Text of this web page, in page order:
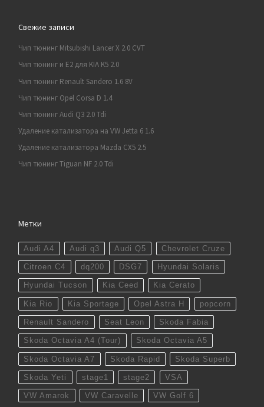
Свежие записи
Чип тюнинг Mitsubishi Lancer X 2.0 CVT
Чип тюнинг и E2 для KIA K5 2.0
Чип тюнинг Renault Sandero 1.6 8V
Чип тюнинг Opel Corsa D 1.4
Чип тюнинг Audi Q3 2.0 Tdi
Удаление катализатора на VW Jetta 6 1.6
Удаление катализатора Mazda CX5 2.5
Чип тюнинг Tiguan NF 2.0 Tdi
Метки
Audi A4 Audi q3 Audi Q5 Chevrolet Cruze
Citroen C4 dq200 DSG7 Hyundai Solaris
Hyundai Tucson Kia Ceed Kia Cerato
Kia Rio Kia Sportage Opel Astra H popcorn
Renault Sandero Seat Leon Skoda Fabia
Skoda Octavia A4 (Tour) Skoda Octavia A5
Skoda Octavia A7 Skoda Rapid Skoda Superb
Skoda Yeti stage1 stage2 VSA
VW Amarok VW Caravelle VW Golf 6